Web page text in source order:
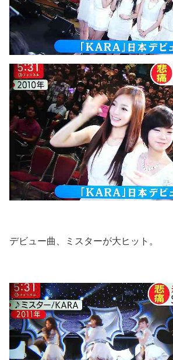
デビュー曲、ミスターが大ヒット。